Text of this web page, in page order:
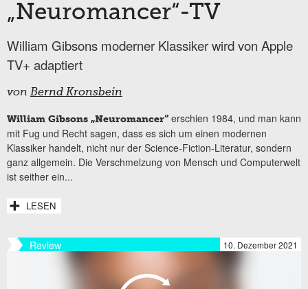
„Neuromancer“-TV
William Gibsons moderner Klassiker wird von Apple
TV+ adaptiert
von Bernd Kronsbein
William Gibsons „Neuromancer“ erschien 1984, und man kann
mit Fug und Recht sagen, dass es sich um einen modernen
Klassiker handelt, nicht nur der Science-Fiction-Literatur, sondern
ganz allgemein. Die Verschmelzung von Mensch und Computerwelt
ist seither ein...
LESEN
Review 10. Dezember 2021